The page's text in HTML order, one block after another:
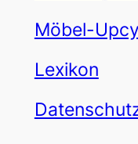
Möbel-
Lexikon